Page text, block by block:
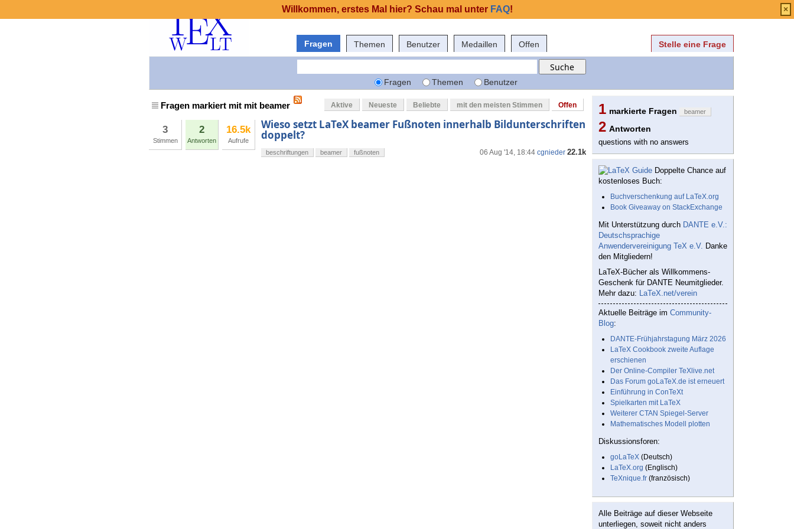
Fragen Themen Benutzer Medaillen Offen Stelle eine Frage
Fragen Themen Benutzer
Fragen markiert mit mit beamer Aktive Neueste Beliebte mit den meisten Stimmen Offen
3
Stimmen
2
Antworten
16.5k
Aufrufe
Wieso setzt LaTeX beamer Fußnoten innerhalb Bildunterschriften
doppelt?
06 Aug '14, 18:44 cgnieder 22.1k
beschriftungen beamer fußnoten
1 markierte Fragen beamer
2 Antworten
questions with no answers
Doppelte Chance auf
kostenloses Buch:
Buchverschenkung auf LaTeX.org
Book Giveaway on StackExchange
Mit Unterstützung durch DANTE e.V.:
Deutschsprachige
Anwendervereinigung TeX e.V. Danke
den Mitgliedern!
LaTeX-Bücher als Willkommens-
Geschenk für DANTE Neumitglieder.
Mehr dazu: LaTeX.net/verein
Aktuelle Beiträge im Community-
Blog:
DANTE-Frühjahrstagung März 2026
LaTeX Cookbook zweite Auflage
erschienen
Der Online-Compiler TeXlive.net
Das Forum goLaTeX.de ist erneuert
Einführung in ConTeXt
Spielkarten mit LaTeX
Weiterer CTAN Spiegel-Server
Mathematisches Modell plotten
Diskussionsforen:
goLaTeX (Deutsch)
LaTeX.org (Englisch)
TeXnique.fr (französisch)
Alle Beiträge auf dieser Webseite
unterliegen, soweit nicht anders
Willkommen, erstes Mal hier? Schau mal unter FAQ! ×